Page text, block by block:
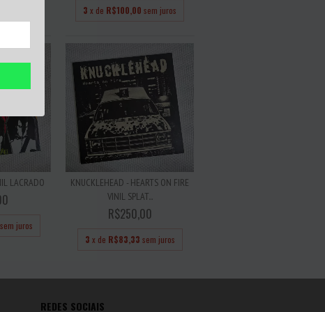
3 x de R$100,00 sem juros
LACRADO
sem juros
KNUCKLEHEAD - HEARTS ON FIRE
VINIL SPLAT...
R$250,00
3 x de R$83,33 sem juros
REDES SOCIAIS